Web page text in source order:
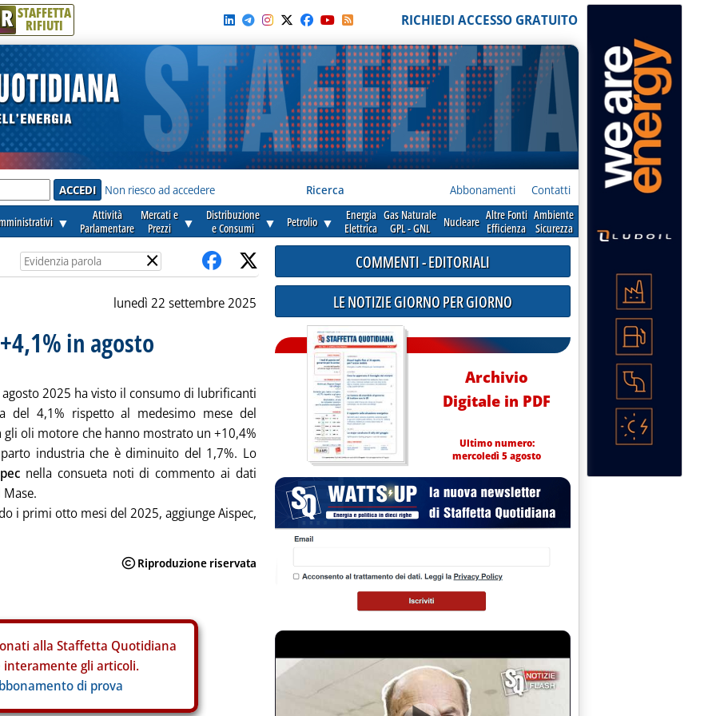
R STAFFETTA
RIFIUTI RICHIEDI ACCESSO GRATUITO
Non riesco ad accedere Ricerca Abbonamenti Contatti
▼
Attività
Parlamentare
Mercati e
Prezzi
▼
Distribuzione
e Consumi
▼ Petrolio ▼
Energia
Elettrica
Gas Naturale
GPL - GNL
Nucleare Altre Fonti
Efficienza
Ambiente
Sicurezza
×
lunedì 22 settembre 2025
in agosto
agosto 2025 ha visto il consumo di lubrificanti
del 4,1% rispetto al medesimo mese del
gli oli motore che hanno mostrato un +10,4%
industria che è diminuito del 1,7%. Lo
nella consueta noti di commento ai dati
i primi otto mesi del 2025, aggiunge Aispec,
alla Staffetta Quotidiana
interamente gli articoli.
di prova
COMMENTI - EDITORIALI
LE NOTIZIE GIORNO PER GIORNO
Archivio
Digitale in PDF
Ultimo numero:
mercoledì 5 agosto